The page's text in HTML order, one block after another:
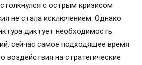
с острым кризисом
не стала исключением. Однако
диктует необходимость
сейчас самое подходящее время
воздействия на стратегические